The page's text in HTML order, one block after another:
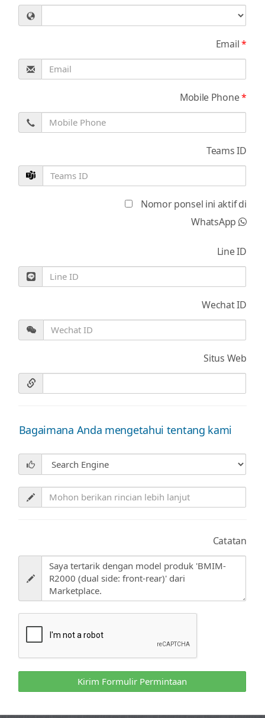
Email*
Mobile Phone*
Teams ID
Nomor ponsel ini aktif di
WhatsApp
Line ID
Wechat ID
Situs Web
Bagaimana Anda mengetahui tentang kami
Catatan
Kirim Formulir Permintaan